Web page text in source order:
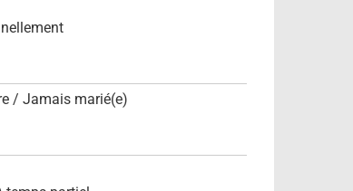
/ Jamais marié(e)